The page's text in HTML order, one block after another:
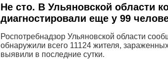
Не сто. В Ульяновской области
диагностировали еще у 99
Роспотребнадзор Ульяновской области
обнаружили всего 11124 жителя,
выявили в последние сутки.